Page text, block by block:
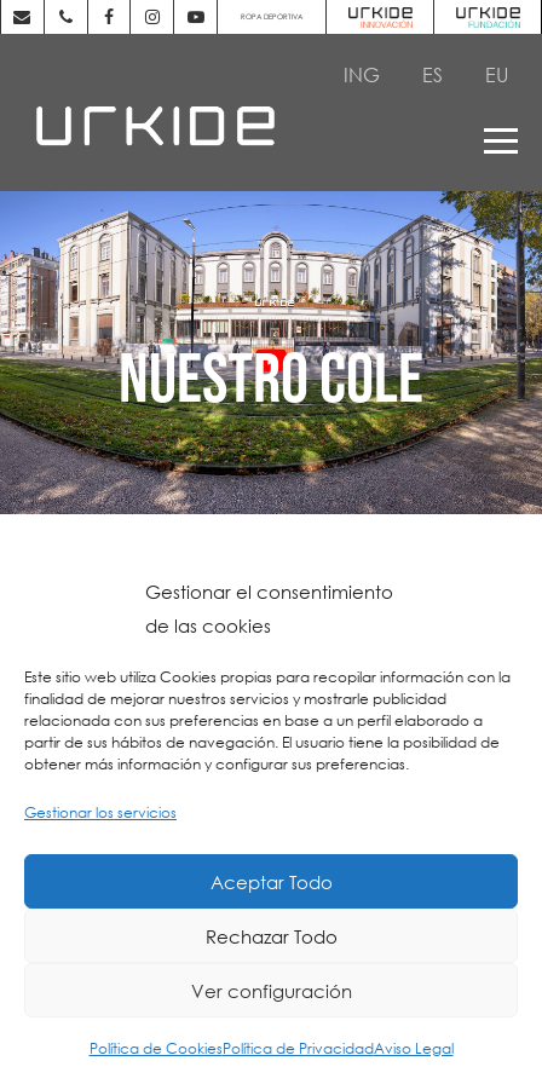
Gestionar el consentimiento
de las cookies
Este sitio web utiliza Cookies propias para recopilar información con la
finalidad de mejorar nuestros servicios y mostrarle publicidad
relacionada con sus preferencias en base a un perfil elaborado a
partir de sus hábitos de navegación. El usuario tiene la posibilidad de
obtener más información y configurar sus preferencias.
Gestionar los servicios
Aceptar Todo
Rechazar Todo
Ver configuración
Política de CookiesPolítica de PrivacidadAviso Legal
ROPA DEPORTIVA
ING ES EU
NUESTRO COLE
© 2026 Colegio URKIDE Ikastetxea, School.Política de Cookies
Política de Privacidad
ING ES EU